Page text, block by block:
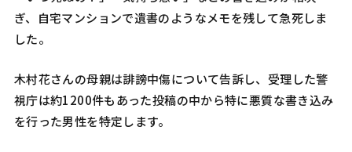
ぎ、自宅マンションで遺書のようなメモを残して急死しま
した。
木村花さんの母親は誹謗中傷について告訴し、受理した警
視庁は約1200件もあった投稿の中から特に悪質な書き込み
を行った男性を特定します。